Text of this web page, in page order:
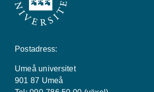
Postadress:
Umeå universitet
901 87 Umeå